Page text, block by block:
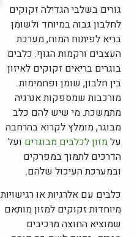
גורים בשלבי הגדילה זקוקים
לחלבון גבוה במיוחד ולשומן
בריא לפיתוח המוח, מערכת
העצבים ורקמות הגוף. כלבים
בוגרים בריאים זקוקים לאיזון
בין חלבון, שומן ופחמימות
מורכבות שמספקות אנרגיה
מתמשכת. מי שיש להם כלב
מבוגר, מומלץ לקרוא בהרחבה
עלמזון לכלבים מבוגרים ועל
הדרכים לתמוך במפרקים
ובמערכת העיכול שלהם.
כלבים עם אלרגיות או רגישויות
מיוחדות זקוקים למזון מותאם
שמוציא החוצה מרכיבים